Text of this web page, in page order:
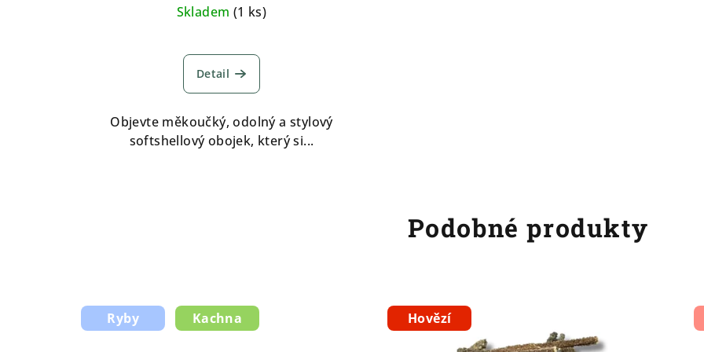
Skladem (1 ks)
Detail
Objevte měkoučký, odolný a stylový
softshellový obojek, který si...
Podobné produkty
Ryby Kachna Hovězí